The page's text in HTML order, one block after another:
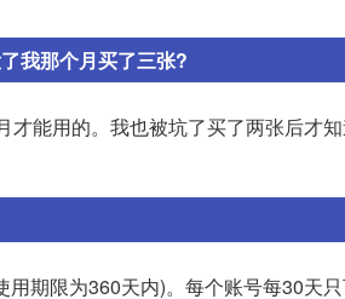
我那个月买了三张?
能用的。我也被坑了买了两张后才
期限为360天内)。每个账号每30天